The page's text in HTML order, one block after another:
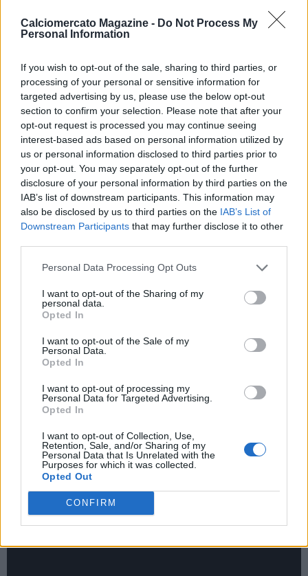
Calciomercato Magazine - Do Not Process My
Personal Information
If you wish to opt-out of the sale, sharing to third parties, or
processing of your personal or sensitive information for
targeted advertising by us, please use the below opt-out
section to confirm your selection. Please note that after your
opt-out request is processed you may continue seeing
interest-based ads based on personal information utilized by
us or personal information disclosed to third parties prior to
your opt-out. You may separately opt-out of the further
disclosure of your personal information by third parties on the
IAB’s list of downstream participants. This information may
also be disclosed by us to third parties on the IAB’s List of
Downstream Participants that may further disclose it to other
Personal Data Processing Opt Outs
I want to opt-out of the Sharing of my
personal data.
Opted In
I want to opt-out of the Sale of my
Personal Data.
Opted In
I want to opt-out of processing my
Personal Data for Targeted Advertising.
Opted In
I want to opt-out of Collection, Use,
Retention, Sale, and/or Sharing of my
Personal Data that Is Unrelated with the
Purposes for which it was collected.
Opted Out
CONFIRM
per quello che ha in mente per campionato e Champions. A me
piace molto Nusa, mi incuriosisce molto ed è giovane, sta
gioca bene sulla fascia. Ha un doppio ruolo e ha giocato anche
a centrocampo, ha qualità. Osimhen? Per me il suo capitolo si
è chiuso quando ha cancellato tutte le cose sul Napoli dai
social. Il suo comportamento non mi sorprende, è
esattamente coerente a come ha gestito il suo trasferimento
l’anno scorso. Spero che il Napoli possa liberarsene al più
presto, ma alle condizioni del club azzurro. Sta mettendo i
bastoni tra le ruote e mi fa pensare che è un grande
calciatore, ma meno come persona. Avrà le sue motivazioni,
ma io giudico i fatti e quelli dicono altro. Leggo quello che vedo
e mi faccio la mia idea. Bisogna trovare una soluzione anche
giusta per lui, però in questa cessione devono essere
entrambi soddisfatti. Spero che si trovi la giusta soluzione per
calciatore credo voglia vincere la Champions o puntare al
Pallone d’Oro, ma nemmeno il Galatasaray è giusto per lui, ma
magari si trova bene lì e va bene così. Per un calciatore
giovane andare in Arabia non è il massimo, se non sotto
l’aspetto economico. Vedo che è uscito dai radar delle
squadre inglesi. Certo che la suggestione Nunez-Osimhen non
è affatto male, per il nigeriano giocare nel Liverpool non